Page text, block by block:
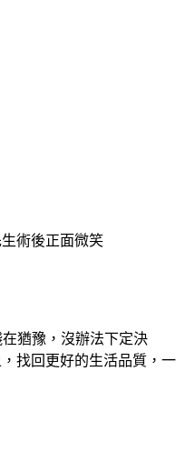
術後正面微笑
猶豫，沒辦法下定決
找回更好的生活品質，一